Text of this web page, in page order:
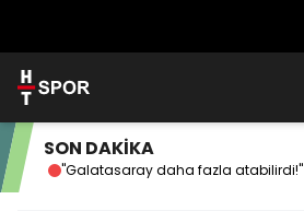
SON DAKİKA
"Galatasaray daha fazla atabilirdi!"